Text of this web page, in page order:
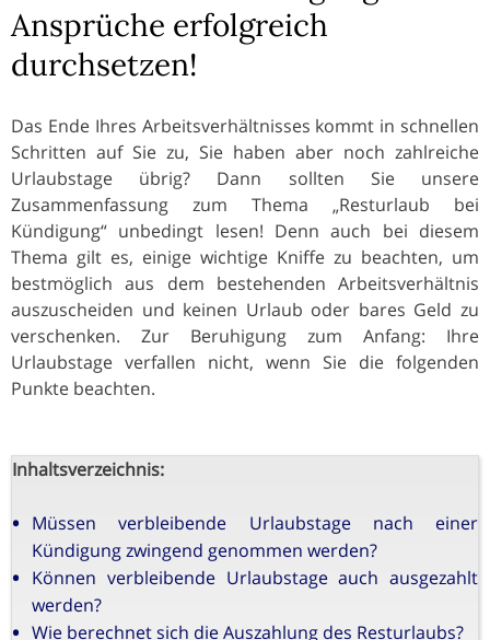
Ansprüche erfolgreich
durchsetzen!
Das Ende Ihres Arbeitsverhältnisses kommt in schnellen
Schritten auf Sie zu, Sie haben aber noch zahlreiche
Urlaubstage übrig? Dann sollten Sie unsere
Zusammenfassung zum Thema „Resturlaub bei
Kündigung“ unbedingt lesen! Denn auch bei diesem
Thema gilt es, einige wichtige Kniffe zu beachten, um
bestmöglich aus dem bestehenden Arbeitsverhältnis
auszuscheiden und keinen Urlaub oder bares Geld zu
verschenken. Zur Beruhigung zum Anfang: Ihre
Urlaubstage verfallen nicht, wenn Sie die folgenden
Punkte beachten.
Inhaltsverzeichnis:
Müssen verbleibende Urlaubstage nach einer
Kündigung zwingend genommen werden?
Können verbleibende Urlaubstage auch ausgezahlt
werden?
Wie berechnet sich die Auszahlung des Resturlaubs?